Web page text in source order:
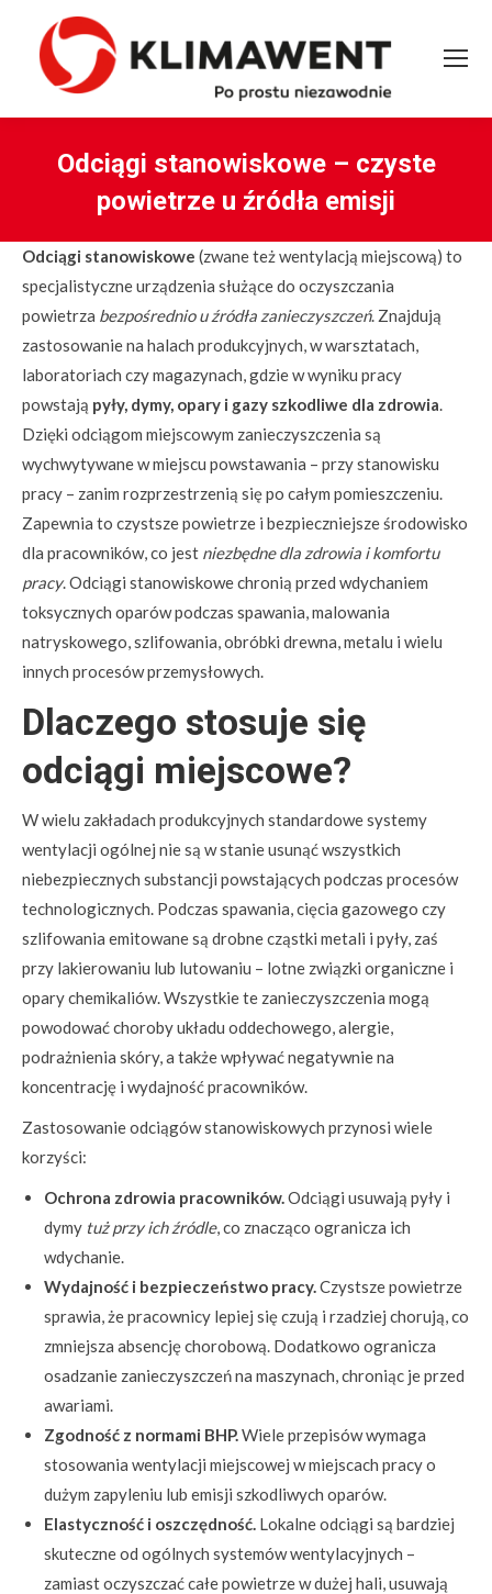
Odciągi stanowiskowe – czyste
powietrze u źródła emisji
Odciągi stanowiskowe (zwane też wentylacją miejscową) to
specjalistyczne urządzenia służące do oczyszczania
powietrza bezpośrednio u źródła zanieczyszczeń. Znajdują
zastosowanie na halach produkcyjnych, w warsztatach,
laboratoriach czy magazynach, gdzie w wyniku pracy
powstają pyły, dymy, opary i gazy szkodliwe dla zdrowia
Dzięki odciągom miejscowym zanieczyszczenia są
wychwytywane w miejscu powstawania – przy stanowisku
pracy – zanim rozprzestrzenią się po całym pomieszczeniu.
Zapewnia to czystsze powietrze i bezpieczniejsze środowisko
dla pracowników, co jest niezbędne dla zdrowia i komfortu
pracy. Odciągi stanowiskowe chronią przed wdychaniem
toksycznych oparów podczas spawania, malowania
natryskowego, szlifowania, obróbki drewna, metalu i wielu
innych procesów przemysłowych.
Dlaczego stosuje się
odciągi miejscowe?
W wielu zakładach produkcyjnych standardowe systemy
wentylacji ogólnej nie są w stanie usunąć wszystkich
niebezpiecznych substancji powstających podczas procesów
technologicznych. Podczas spawania, cięcia gazowego czy
szlifowania emitowane są drobne cząstki metali i pyły, zaś
przy lakierowaniu lub lutowaniu – lotne związki organiczne i
opary chemikaliów. Wszystkie te zanieczyszczenia mogą
powodować choroby układu oddechowego, alergie,
podrażnienia skóry, a także wpływać negatywnie na
koncentrację i wydajność pracowników.
Zastosowanie odciągów stanowiskowych przynosi wiele
korzyści:
Ochrona zdrowia pracowników. Odciągi usuwają pyły i
dymy tuż przy ich źródle, co znacząco ogranicza ich
wdychanie.
Wydajność i bezpieczeństwo pracy. Czystsze powietrze
sprawia, że pracownicy lepiej się czują i rzadziej chorują, co
zmniejsza absencję chorobową. Dodatkowo ogranicza
osadzanie zanieczyszczeń na maszynach, chroniąc je przed
awariami.
Zgodność z normami BHP. Wiele przepisów wymaga
stosowania wentylacji miejscowej w miejscach pracy o
dużym zapyleniu lub emisji szkodliwych oparów.
Elastyczność i oszczędność. Lokalne odciągi są bardziej
skuteczne od ogólnych systemów wentylacyjnych –
zamiast oczyszczać całe powietrze w dużej hali, usuwają